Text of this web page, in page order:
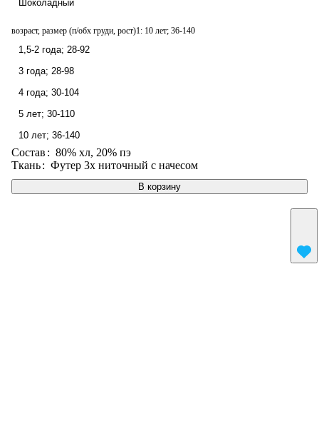
В корзину
Шоколадный
возраст, размер (п/обх груди, рост)1: 10 лет; 36-140
1,5-2 года; 28-92
3 года; 28-98
4 года; 30-104
5 лет; 30-110
10 лет; 36-140
Состав: 80% хл, 20% пэ
Ткань: Футер 3х ниточный с начесом